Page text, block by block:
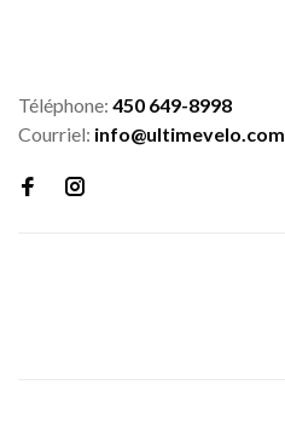
Téléphone: 450 649-8998
Courriel: info@ultimevelo.com